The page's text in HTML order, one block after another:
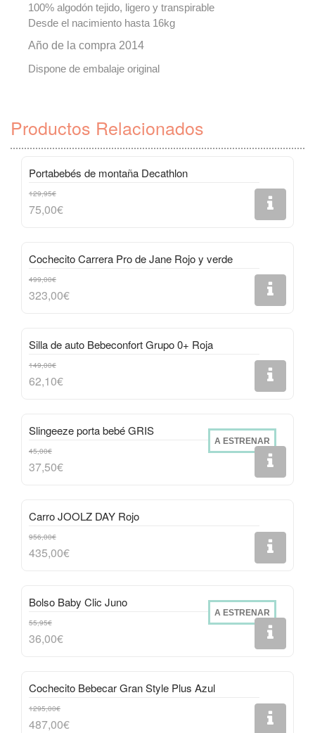
100% algodón tejido, ligero y transpirable
Desde el nacimiento hasta 16kg
Año de la compra 2014
Dispone de embalaje original
Productos Relacionados
Portabebés de montaña Decathlon
129,95€
75,00€
Cochecito Carrera Pro de Jane Rojo y verde
499,00€
323,00€
Silla de auto Bebeconfort Grupo 0+ Roja
149,00€
62,10€
Slingeeze porta bebé GRIS
A ESTRENAR
45,00€
37,50€
Carro JOOLZ DAY Rojo
956,00€
435,00€
Bolso Baby Clic Juno
A ESTRENAR
55,95€
36,00€
Cochecito Bebecar Gran Style Plus Azul
1295,00€
487,00€